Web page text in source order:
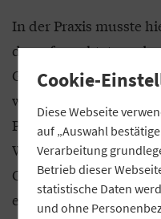
In der Praxis musste
darauf geachtet
Grundbesitz keine
waren oder auf dem
Photovoltaikanlage
Wirtschaftsgüter
Gesellschaft oder der
erworben
Cookie-
Diese Webseite
auf „Auswahl
Verarbeitung
Betrieb dieser
statistische Daten
und ohne